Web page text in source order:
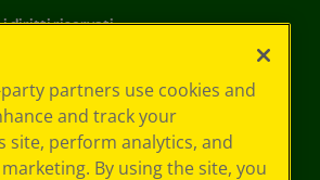
diritti riservati.
partners use cookies and
and track your
site, perform analytics, and
By using the site, you